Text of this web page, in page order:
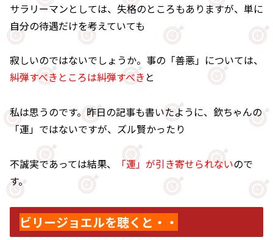
サラリーマンとしては、失格のところもありますが、単に
自分の待遇だけを考えていても
寂しいのではないでしょうか。事の「善悪」については、
糾弾すべきところは糾弾すべき と
私は思うのです。昨日の記事も書いたように、欽ちゃんの
「運」ではないですが、ズル賢かったり
不誠実であっては結果、 「運」が引き寄せられないので
す。
ビリージョエルを聴くと・・